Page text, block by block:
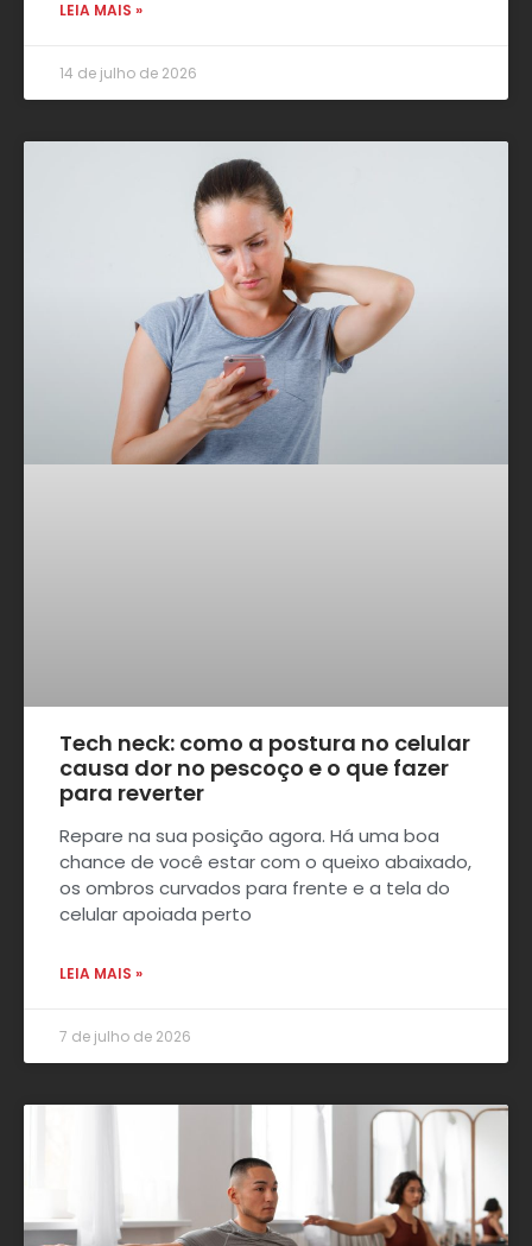
LEIA MAIS »
14 de julho de 2026
Tech neck: como a postura no celular
causa dor no pescoço e o que fazer
para reverter
Repare na sua posição agora. Há uma boa
chance de você estar com o queixo abaixado,
os ombros curvados para frente e a tela do
celular apoiada perto
LEIA MAIS »
7 de julho de 2026